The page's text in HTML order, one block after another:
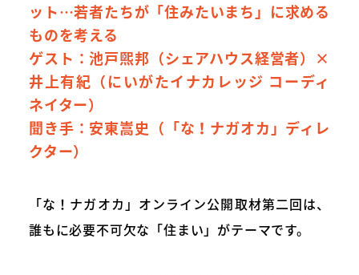
ット…若者たちが「住みたいまち」に求める
ものを考える
ゲスト：池戸煕邦（シェアハウス経営者）×
井上有紀（にいがたイナカレッジ コーディ
ネイター）
聞き手：安東嵩史（「な！ナガオカ」ディレ
クター）
「な！ナガオカ」オンライン公開取材第二回は、
誰もに必要不可欠な「住まい」がテーマです。